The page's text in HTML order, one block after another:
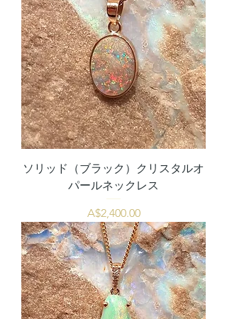
ソリッド（ブラック）クリスタルオ
パールネックレス
価格
A$2,400.00